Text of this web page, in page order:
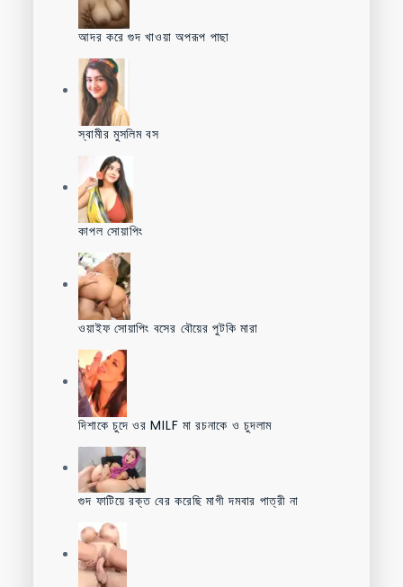
আদর করে গুদ খাওয়া অপরূপ পাছা
স্বামীর মুসলিম বস
কাপল সোয়াপিং
ওয়াইফ সোয়াপিং বসের বৌয়ের পুটকি মারা
দিশাকে চুদে ওর MILF মা রচনাকে ও চুদলাম
গুদ ফাটিয়ে রক্ত বের করেছি মাগী দমবার পাত্রী না